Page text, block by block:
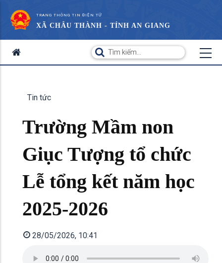
TRANG THÔNG TIN ĐIỆN TỬ
XÃ CHÂU THÀNH - TỈNH AN GIANG
Tin tức
Trường Mầm non
Giục Tượng tổ chức
Lễ tổng kết năm học
2025-2026
28/05/2026, 10:41